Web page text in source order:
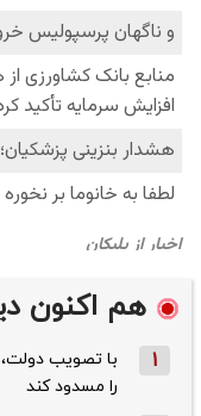
هم اکنون
1
با تصویب
را مسدود کند